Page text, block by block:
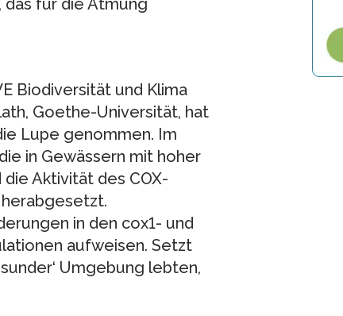
das für die Atmung
Biodiversität und Klima
Goethe-Universität, hat
Lupe genommen. Im
in Gewässern mit hoher
Aktivität des COX-
herabgesetzt.
in den cox1- und
aufweisen. Setzt
Umgebung lebten,